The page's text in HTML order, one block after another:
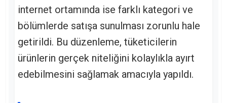
internet ortamında ise farklı kategori ve
bölümlerde satışa sunulması zorunlu hale
getirildi. Bu düzenleme, tüketicilerin
ürünlerin gerçek niteliğini kolaylıkla ayırt
edebilmesini sağlamak amacıyla yapıldı.